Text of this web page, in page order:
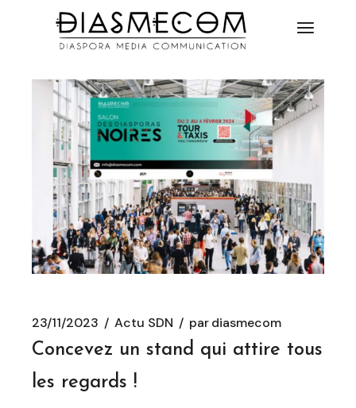
23/11/2023 Actu SDN pardiasmecom
Concevez un stand qui attire tous
les regards !